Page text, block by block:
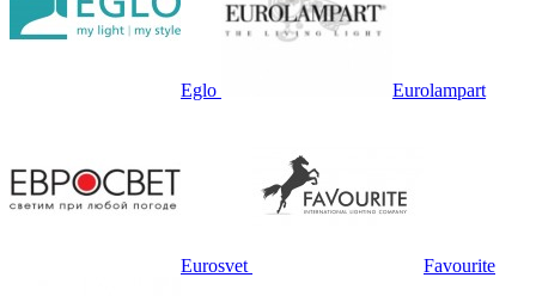
Eglo Eurolampart
Eurosvet Favourite